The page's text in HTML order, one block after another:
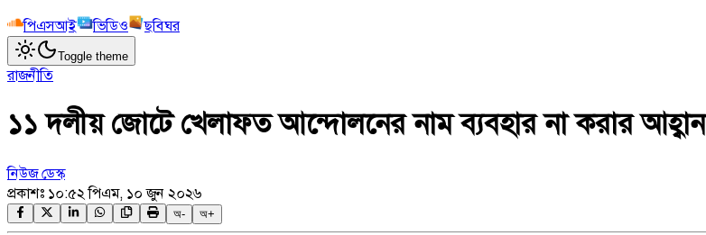
পিএসআই
ভিডিও ছবিঘর
Toggle theme
রাজনীতি
১১ দলীয় জোটে খেলাফত আন্দোলনের নাম ব্যবহার না করার আহ্বান
নিউজ ডেস্ক
প্রকাশঃ ১০:৫২ পিএম, ১০ জুন ২০২৬
অ- অ+